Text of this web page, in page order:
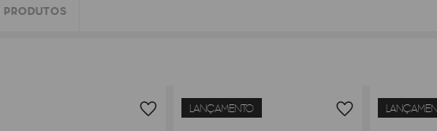
Bolsas
PRODUTOS
LANÇAMENTO